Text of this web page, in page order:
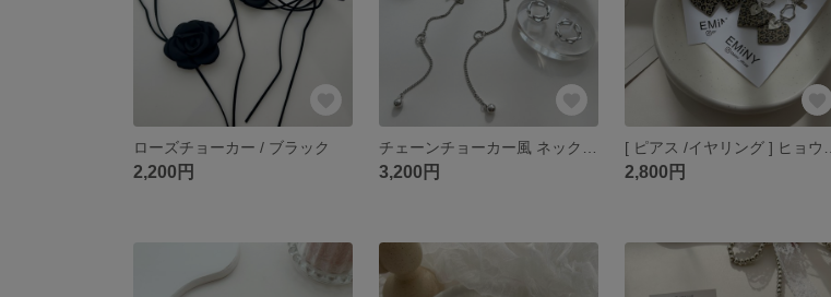
ローズチョーカー / ブラック
2,200円 3,200円 2,800円